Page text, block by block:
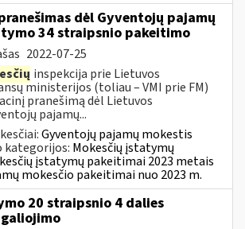
dėl Gyventojų pajamų
34 straipsnio pakeitimo
2022-07-25
inspekcija prie Lietuvos
ministerijos (toliau – VMI prie FM)
pranešimą dėl Lietuvos
pajamų...
Gyventojų pajamų mokestis
kategorijos: Mokesčių įstatymų
įstatymų pakeitimai 2023 metais
mokesčio pakeitimai nuo 2023 m.
20 straipsnio 4 dalies